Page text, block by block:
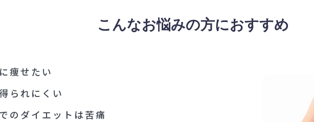
こんなお悩みの方におすすめ
痩せたい
られにくい
のダイエットは苦痛